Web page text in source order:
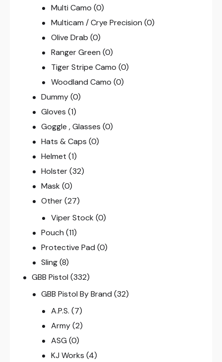
Multi Camo (0)
Multicam / Crye Precision (0)
Olive Drab (0)
Ranger Green (0)
Tiger Stripe Camo (0)
Woodland Camo (0)
Dummy (0)
Gloves (1)
Goggle , Glasses (0)
Hats & Caps (0)
Helmet (1)
Holster (32)
Mask (0)
Other (27)
Viper Stock (0)
Pouch (11)
Protective Pad (0)
Sling (8)
GBB Pistol (332)
GBB Pistol By Brand (32)
A.P.S. (7)
Army (2)
ASG (0)
KJ Works (4)